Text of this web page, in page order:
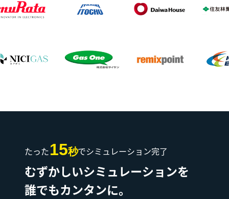
たった15秒でシミュレーション完了
むずかしいシミュレーションを
誰でもカンタンに。